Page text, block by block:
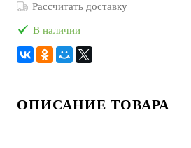
Рассчитать доставку
В наличии
ОПИСАНИЕ ТОВАРА